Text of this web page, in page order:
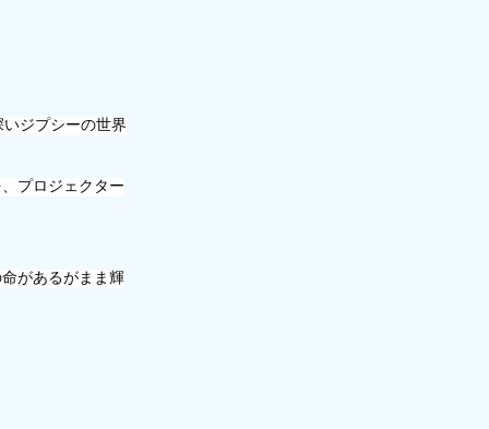
ジプシーの世界
プロジェクター
があるがまま輝